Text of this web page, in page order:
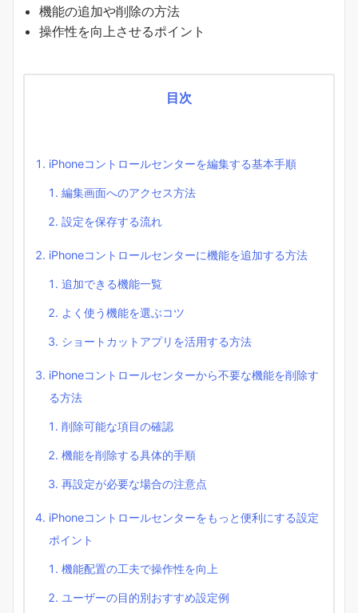
機能の追加や削除の方法
操作性を向上させるポイント
目次
iPhoneコントロールセンターを編集する基本手順
編集画面へのアクセス方法
設定を保存する流れ
iPhoneコントロールセンターに機能を追加する方法
追加できる機能一覧
よく使う機能を選ぶコツ
ショートカットアプリを活用する方法
iPhoneコントロールセンターから不要な機能を削除す
る方法
削除可能な項目の確認
機能を削除する具体的手順
再設定が必要な場合の注意点
iPhoneコントロールセンターをもっと便利にする設定
ポイント
機能配置の工夫で操作性を向上
ユーザーの目的別おすすめ設定例